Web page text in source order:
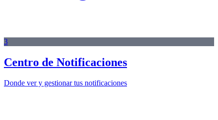
3
Centro de Notificaciones
Donde ver y gestionar tus notificaciones